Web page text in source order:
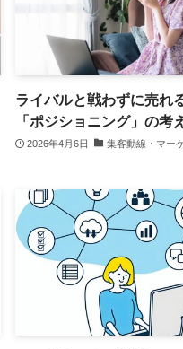
ライバルと戦わずに売れ
「ポジショニング」の考
2026年4月6日 集客動線・マー